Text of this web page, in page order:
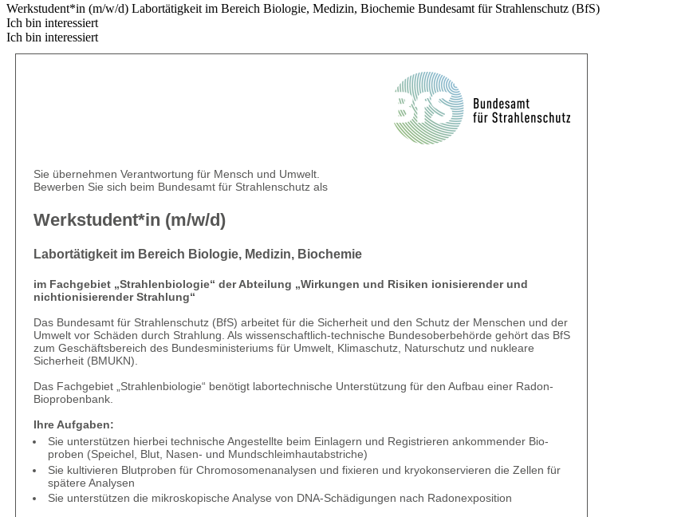
Werkstudent*in (m/w/d) Labortätigkeit im Bereich Biologie, Medizin, Biochemie Bundesamt für Strahlenschutz (BfS)
Ich bin interessiert
Ich bin interessiert
Sie übernehmen Verantwortung für Mensch und Umwelt.
Bewerben Sie sich beim Bundesamt für Strahlenschutz als
Werkstudent*in (m/w/d)
Labortätigkeit im Bereich Biologie, Medizin, Biochemie
im Fachgebiet „Strahlenbiologie“ der Abteilung „Wirkungen und Risiken ionisierender und
nichtionisierender Strahlung“
Das Bundesamt für Strahlenschutz (BfS) arbeitet für die Sicherheit und den Schutz der Menschen und der
Umwelt vor Schäden durch Strahlung. Als wissenschaftlich-technische Bundesoberbehörde gehört das BfS
zum Geschäftsbereich des Bundesministeriums für Umwelt, Klimaschutz, Naturschutz und nukleare
Sicherheit (BMUKN).
Das Fachgebiet „Strahlenbiologie“ benötigt labortechnische Unter­stützung für den Aufbau einer Radon-
Bioprobenbank.
Ihre Aufgaben:
Sie unterstützen hierbei technische Angestellte beim Einlagern und Registrieren ankommender Bio­
proben (Speichel, Blut, Nasen- und Mundschleimhautabstriche)
Sie kultivieren Blutproben für Chromosomenanalysen und fixieren und kryokonservieren die Zellen für
spätere Analysen
Sie unterstützen die mikroskopische Analyse von DNA-Schädigungen nach Radonexposition